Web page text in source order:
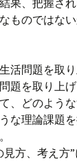
果、把握され
ものではな
活問題を取
題を取り上
、どのよう
な理論課題
方、考え方”